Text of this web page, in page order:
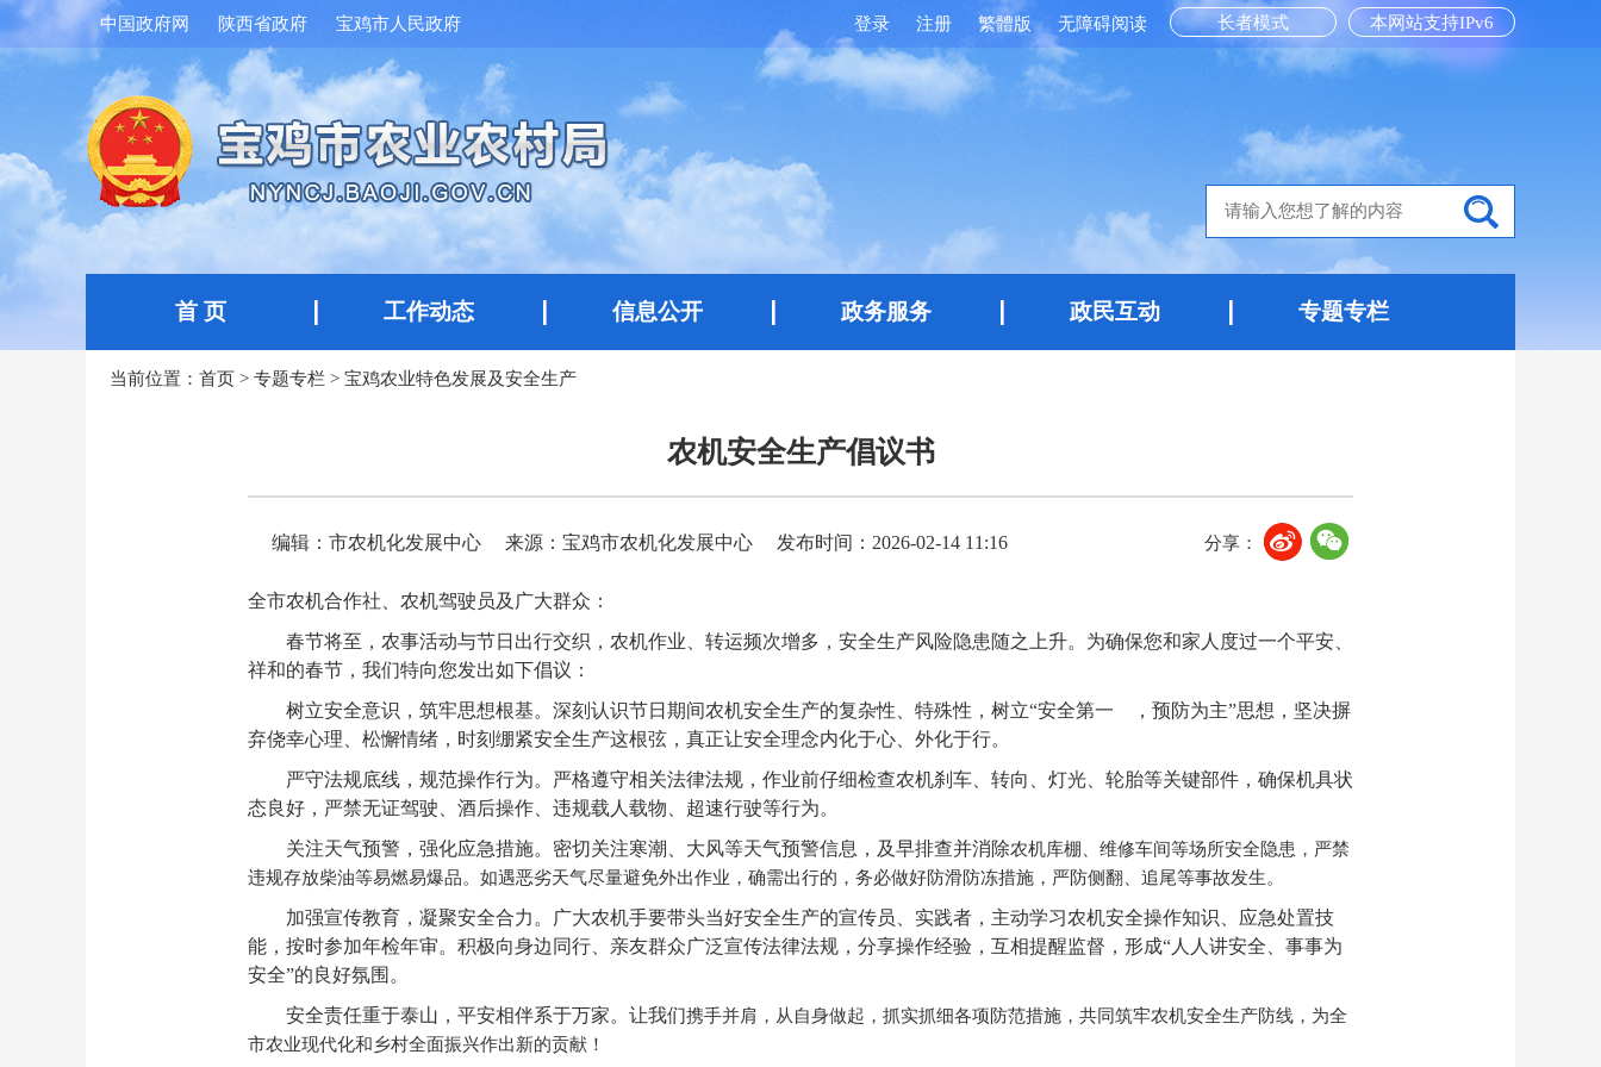
中国政府网 陕西省政府 宝鸡市人民政府 本网站支持IPv6
长者模式
登录 注册 繁體版 无障碍阅读
首 页 工作动态 信息公开 政务服务 政民互动 专题专栏
当前位置： 首页 > 专题专栏 > 宝鸡农业特色发展及安全生产
农机安全生产倡议书
编辑：市农机化发展中心 来源：宝鸡市农机化发展中心 发布时间：2026-02-14 11:16 分享：
全市农机合作社、农机驾驶员及广大群众：
春节将至，农事活动与节日出行交织，农机作业、转运频次增多，安全生产风险隐患随之上升。为确保您和家人度过一个平安、
祥和的春节，我们特向您发出如下倡议：
树立安全意识，筑牢思想根基。深刻认识节日期间农机安全生产的复杂性、特殊性，树立“安全第一 ，预防为主”思想，坚决摒
弃侥幸心理、松懈情绪，时刻绷紧安全生产这根弦，真正让安全理念内化于心、外化于行。
严守法规底线，规范操作行为。严格遵守相关法律法规，作业前仔细检查农机刹车、转向、灯光、轮胎等关键部件，确保机具状
态良好，严禁无证驾驶、酒后操作、违规载人载物、超速行驶等行为。
关注天气预警，强化应急措施。密切关注寒潮、大风等天气预警信息，及早排查并消除农机库棚、维修车间等场所安全隐患，严禁
违规存放柴油等易燃易爆品。如遇恶劣天气尽量避免外出作业，确需出行的，务必做好防滑防冻措施，严防侧翻、追尾等事故发生。
加强宣传教育，凝聚安全合力。广大农机手要带头当好安全生产的宣传员、实践者，主动学习农机安全操作知识、应急处置技
能，按时参加年检年审。积极向身边同行、亲友群众广泛宣传法律法规，分享操作经验，互相提醒监督，形成“人人讲安全、事事为
安全”的良好氛围。
安全责任重于泰山，平安相伴系于万家。让我们携手并肩，从自身做起，抓实抓细各项防范措施，共同筑牢农机安全生产防线，为全
市农业现代化和乡村全面振兴作出新的贡献！